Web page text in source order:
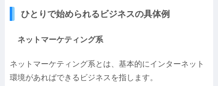
ひとりで始められるビジネスの具体例
ネットマーケティング系
ネットマーケティング系とは、基本的にインターネット
環境があればできるビジネスを指します。